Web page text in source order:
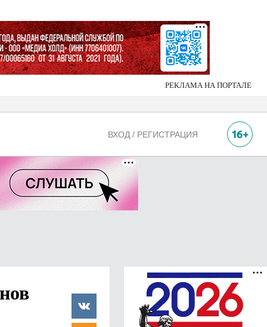
РЕКЛАМА НА ПОРТАЛЕ
ВХОД / РЕГИСТРАЦИЯ